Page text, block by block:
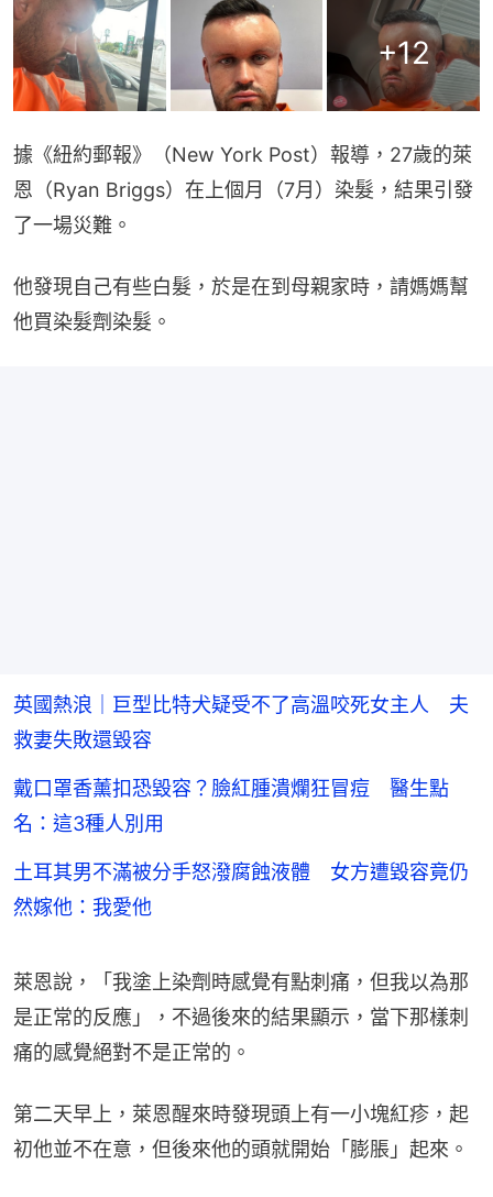
+12
據《紐約郵報》（New York Post）報導，27歲的萊
恩（Ryan Briggs）在上個月（7月）染髮，結果引發
了一場災難。
他發現自己有些白髮，於是在到母親家時，請媽媽幫
他買染髮劑染髮。
英國熱浪｜巨型比特犬疑受不了高溫咬死女主人 夫
救妻失敗還毀容
戴口罩香薰扣恐毀容？臉紅腫潰爛狂冒痘 醫生點
名：這3種人別用
土耳其男不滿被分手怒潑腐蝕液體 女方遭毀容竟仍
然嫁他：我愛他
萊恩說，「我塗上染劑時感覺有點刺痛，但我以為那
是正常的反應」，不過後來的結果顯示，當下那樣刺
痛的感覺絕對不是正常的。
第二天早上，萊恩醒來時發現頭上有一小塊紅疹，起
初他並不在意，但後來他的頭就開始「膨脹」起來。